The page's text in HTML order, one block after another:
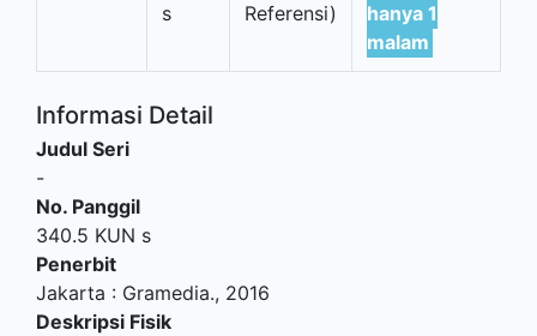
s
Referensi)
hanya 1
malam
Informasi Detail
Judul Seri
-
No. Panggil
340.5 KUN s
Penerbit
Jakarta : Gramedia., 2016
Deskripsi Fisik